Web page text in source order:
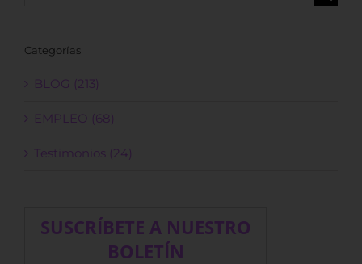
Categorías
BLOG (213)
EMPLEO (68)
Testimonios (24)
SUSCRÍBETE A NUESTRO
BOLETÍN